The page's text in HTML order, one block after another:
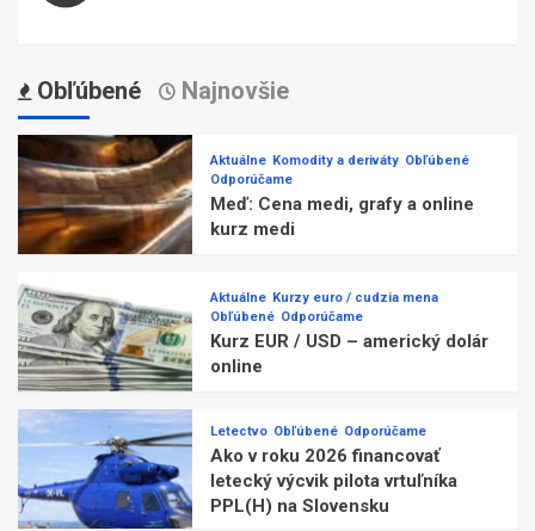
Obľúbené Najnovšie
Aktuálne Komodity a deriváty Obľúbené
Odporúčame
Meď: Cena medi, grafy a online
kurz medi
Aktuálne Kurzy euro / cudzia mena
Obľúbené Odporúčame
Kurz EUR / USD – americký dolár
online
Letectvo Obľúbené Odporúčame
Ako v roku 2026 financovať
letecký výcvik pilota vrtuľníka
PPL(H) na Slovensku